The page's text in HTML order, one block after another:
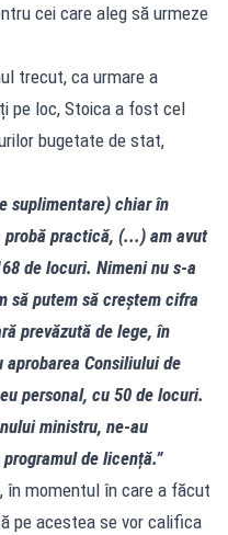
cei care aleg să urmeze
trecut, ca urmare a
pe loc, Stoica a fost cel
bugetate de stat,
suplimentare) chiar în
practică, (...) am avut
de locuri. Nimeni nu s-a
să putem să creștem cifra
prevăzută de lege, în
Consiliului de
personal, cu 50 de locuri.
ministru, ne-au
de licență.”
în momentul în care a făcut
pe acestea se vor califica